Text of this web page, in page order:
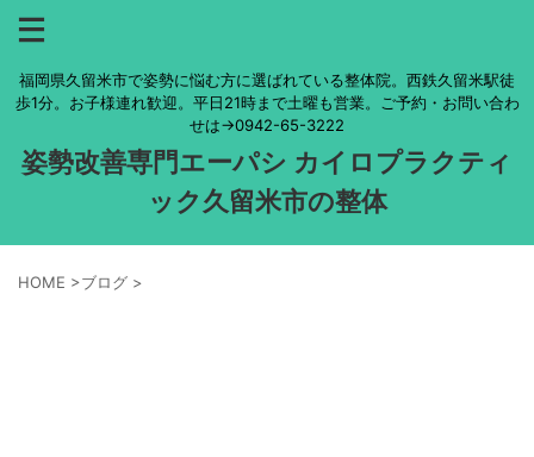
福岡県久留米市で姿勢に悩む方に選ばれている整体院。西鉄久留米駅徒
歩1分。お子様連れ歓迎。平日21時まで土曜も営業。ご予約・お問い合わ
せは→0942-65-3222
姿勢改善専門エーパシ カイロプラクティ
ック久留米市の整体
HOME >ブログ >